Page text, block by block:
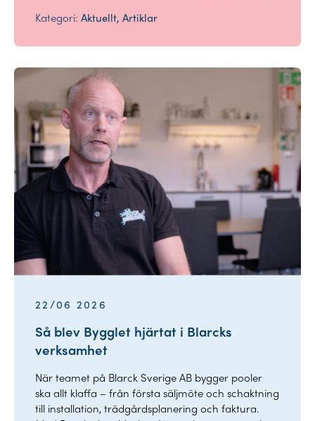
Kategori:Aktuellt, Artiklar
22/06 2026
Så blev Bygglet hjärtat i Blarcks
verksamhet
När teamet på Blarck Sverige AB bygger pooler
ska allt klaffa – från första säljmöte och schaktning
till installation, trädgårdsplanering och faktura.